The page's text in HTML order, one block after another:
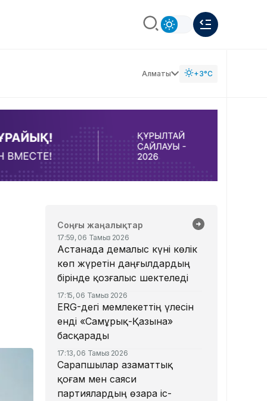
Алматы +3°C
Соңғы жаңалықтар
17:59, 06 Тамыз 2026
Астанада демалыс күні көлік
көп жүретін даңғылдардың
бірінде қозғалыс шектеледі
17:15, 06 Тамыз 2026
ERG-дегі мемлекеттің үлесін
енді «Самұрық-Қазына»
басқарады
17:13, 06 Тамыз 2026
Сарапшылар азаматтық
қоғам мен саяси
партиялардың өзара іс-